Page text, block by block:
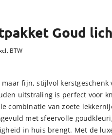
Goud
BTW
maar fijn, stijlvol
uitstraling is perfect voor
combinatie van zoete
met sfeervolle
in huis brengt. Met de